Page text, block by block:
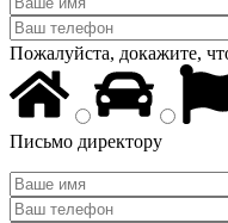
Пожалуйста, докажите,
Письмо директору